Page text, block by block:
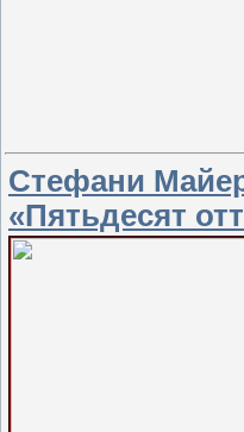
Стефани
«Пятьдесят